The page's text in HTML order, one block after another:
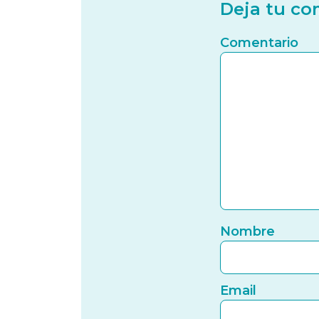
Deja tu
Comentario
Nombre
Email